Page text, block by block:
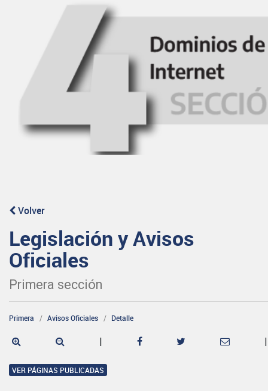
Volver
Legislación y Avisos
Oficiales
Primera sección
Primera Avisos Oficiales Detalle
| |
VER PÁGINAS PUBLICADAS